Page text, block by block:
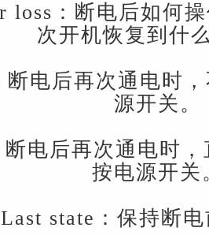
loss：断电后如何
次开机恢复到什
电后再次通电时
源开关。
断电后再次通电时
按电源开关
Last state：保持断